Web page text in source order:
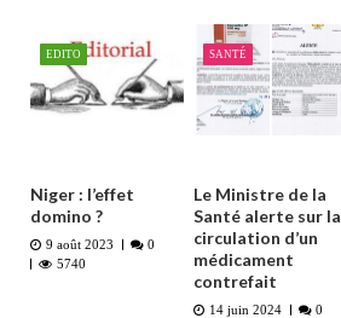
EDITO
Niger : l’effet
domino ?
9 août 2023
0
5740
SANTÉ
Le Ministre de la
Santé alerte sur la
circulation d’un
médicament
contrefait
14 juin 2024
0